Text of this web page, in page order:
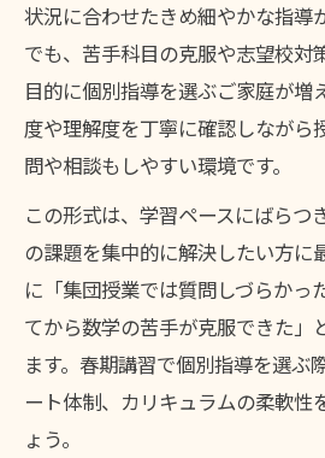
状況に合わせたきめ細やかな指導
でも、苦手科目の克服や志望校対
目的に個別指導を選ぶご家庭が増
度や理解度を丁寧に確認しながら
問や相談もしやすい環境です。
この形式は、学習ペースにばらつ
の課題を集中的に解決したい方に
に「集団授業では質問しづらかっ
てから数学の苦手が克服できた」
ます。春期講習で個別指導を選ぶ
ート体制、カリキュラムの柔軟性
ょう。